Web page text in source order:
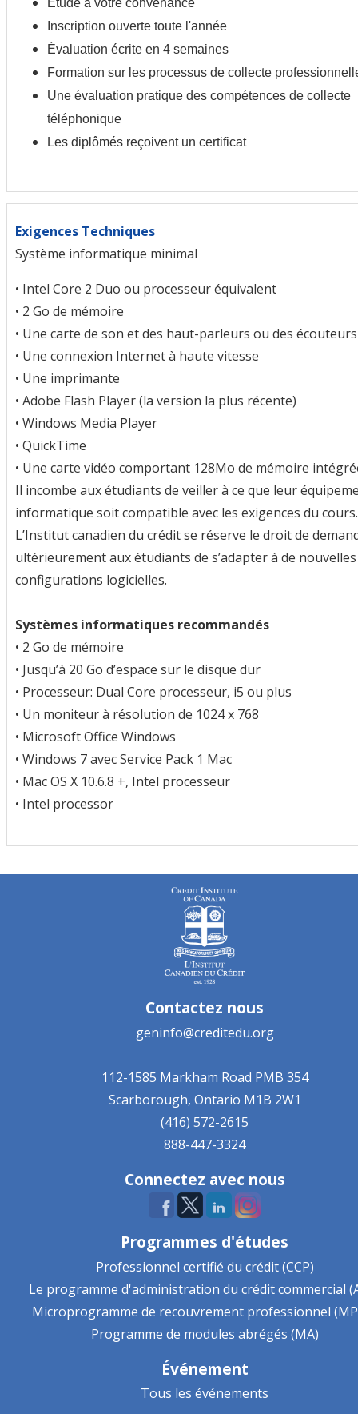
Inscription ouverte toute l'année
Évaluation écrite en 4 semaines
Formation sur les processus de collecte
Une évaluation pratique des compétences de collecte
téléphonique
Les diplômés reçoivent un certificat
Exigences Techniques
Système informatique minimal
• Intel Core 2 Duo ou processeur équivalent
• 2 Go de mémoire
• Une carte de son et des haut-parleurs ou des écouteurs
• Une connexion Internet à haute vitesse
• Une imprimante
• Adobe Flash Player (la version la plus récente)
• Windows Media Player
• QuickTime
• Une carte vidéo comportant 128Mo de mémoire
Il incombe aux étudiants de veiller à ce que leur
informatique soit compatible avec les exigences du cours.
L’Institut canadien du crédit se réserve le droit de
ultérieurement aux étudiants de s’adapter à de nouvelles
configurations logicielles.
Systèmes informatiques recommandés
• 2 Go de mémoire
• Jusqu’à 20 Go d’espace sur le disque dur
• Processeur: Dual Core processeur, i5 ou plus
• Un moniteur à résolution de 1024 x 768
• Microsoft Office Windows
• Windows 7 avec Service Pack 1 Mac
• Mac OS X 10.6.8 +, Intel processeur
• Intel processor
Contactez nous
geninfo@creditedu.org
112-1585 Markham Road PMB 354
Scarborough, Ontario M1B 2W1
(416) 572-2615
888-447-3324
Connectez avec nous
Programmes d'études
Professionnel certifié du crédit (CCP)
Le programme d'administration du crédit commercial
Microprogramme de recouvrement professionnel
Programme de modules abrégés (MA)
Événement
Tous les événements